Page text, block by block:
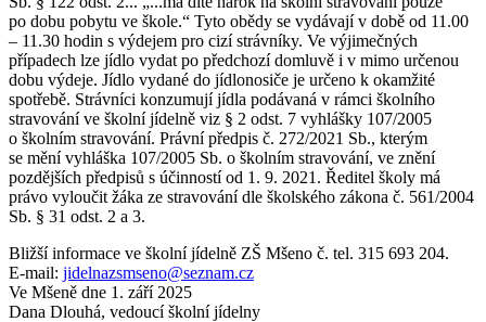
po dobu pobytu ve škole.“ Tyto obědy se vydávají v době od 11.00
– 11.30 hodin s výdejem pro cizí strávníky. Ve výjimečných
případech lze jídlo vydat po předchozí domluvě i v mimo určenou
dobu výdeje. Jídlo vydané do jídlonosiče je určeno k okamžité
spotřebě. Strávníci konzumují jídla podávaná v rámci školního
stravování ve školní jídelně viz § 2 odst. 7 vyhlášky 107/2005
o školním stravování. Právní předpis č. 272/2021 Sb., kterým
se mění vyhláška 107/2005 Sb. o školním stravování, ve znění
pozdějších předpisů s účinností od 1. 9. 2021. Ředitel školy má
právo vyloučit žáka ze stravování dle školského zákona č. 561/2004
Sb. § 31 odst. 2 a 3.
Bližší informace ve školní jídelně ZŠ Mšeno č. tel. 315 693 204.
E-mail: jidelnazsmseno@seznam.cz
Ve Mšeně dne 1. září 2025
Dana Dlouhá, vedoucí školní jídelny